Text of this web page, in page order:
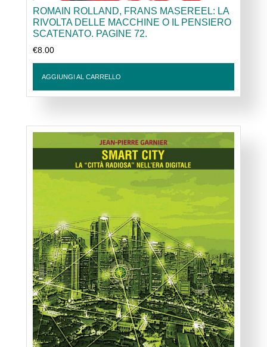
ROMAIN ROLLAND, FRANS MASEREEL: LA
RIVOLTA DELLE MACCHINE O IL PENSIERO
SCATENATO. PAGINE 72.
€8.00
AGGIUNGI AL CARRELLO